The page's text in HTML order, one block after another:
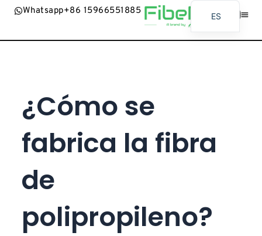
Whatsapp+86 15966551885
¿Cómo se
fabrica la fibra
de
polipropileno?
ES
PT
JA